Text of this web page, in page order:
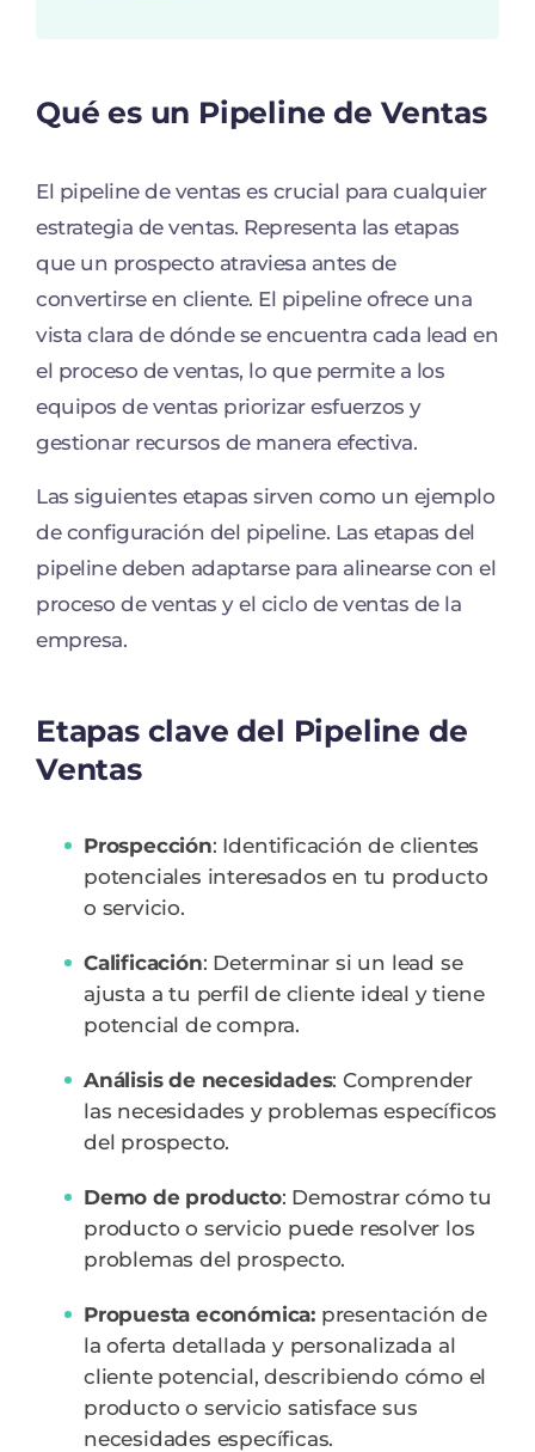
Qué es un Pipeline de Ventas
El pipeline de ventas es crucial para cualquier
estrategia de ventas. Representa las etapas
que un prospecto atraviesa antes de
convertirse en cliente. El pipeline ofrece una
vista clara de dónde se encuentra cada lead en
el proceso de ventas, lo que permite a los
equipos de ventas priorizar esfuerzos y
gestionar recursos de manera efectiva.
Las siguientes etapas sirven como un ejemplo
de configuración del pipeline. Las etapas del
pipeline deben adaptarse para alinearse con el
proceso de ventas y el ciclo de ventas de la
empresa.
Etapas clave del Pipeline de
Ventas
Prospección: Identificación de clientes
potenciales interesados en tu producto
o servicio.
Calificación: Determinar si un lead se
ajusta a tu perfil de cliente ideal y tiene
potencial de compra.
Análisis de necesidades: Comprender
las necesidades y problemas específicos
del prospecto.
Demo de producto: Demostrar cómo tu
producto o servicio puede resolver los
problemas del prospecto.
Propuesta económica: presentación de
la oferta detallada y personalizada al
cliente potencial, describiendo cómo el
producto o servicio satisface sus
necesidades específicas.